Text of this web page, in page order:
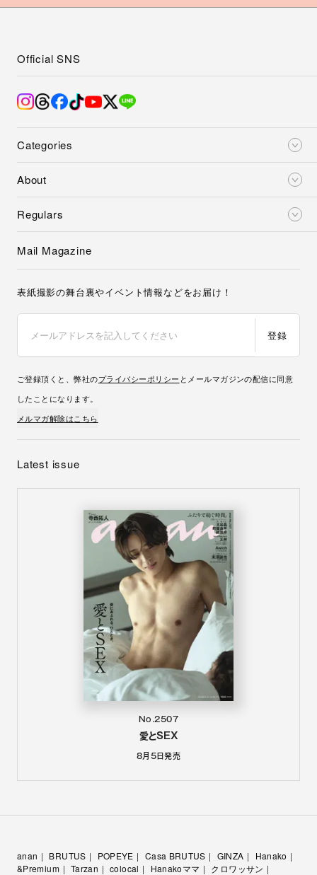
Categories
About
Regulars
Official SNS
Mail Magazine
表紙撮影の舞台裏やイベント情報などをお届け！
登録
ご登録頂くと、弊社のプライバシーポリシー とメールマガジンの配信に同意
したことになります。
メルマガ解除はこちら
Latest issue
No.2507
愛とSEX
8月5日発売
anan BRUTUS POPEYE Casa BRUTUS GINZA
Hanako
&Premium
Tarzan colocal Hanakoママ クロワッサン